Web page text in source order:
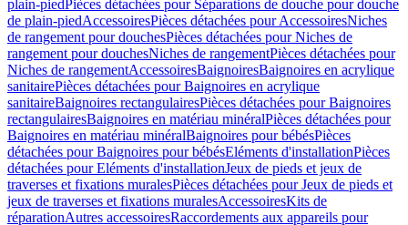
plain-piedPièces détachées pour Séparations de douche pour douche
de plain-piedAccessoiresPièces détachées pour AccessoiresNiches
de rangement pour douchesPièces détachées pour Niches de
rangement pour douchesNiches de rangementPièces détachées pour
Niches de rangementAccessoiresBaignoiresBaignoires en acrylique
sanitairePièces détachées pour Baignoires en acrylique
sanitaireBaignoires rectangulairesPièces détachées pour Baignoires
rectangulairesBaignoires en matériau minéralPièces détachées pour
Baignoires en matériau minéralBaignoires pour bébésPièces
détachées pour Baignoires pour bébésEléments d'installationPièces
détachées pour Eléments d'installationJeux de pieds et jeux de
traverses et fixations muralesPièces détachées pour Jeux de pieds et
jeux de traverses et fixations muralesAccessoiresKits de
réparationAutres accessoiresRaccordements aux appareils pour